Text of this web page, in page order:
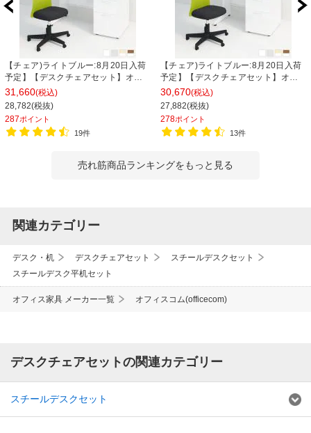
【チェア)ライトブルー:8月20日入荷
予定】【デスクチェアセット】オフ
ィスデスク 事務机 スチールデスク 片
袖机 1200×700 + メッシュチェア チ
ャットチェア セット
31,660(税込)
28,782(税抜)
287ポイント
19件
【チェア)ライトブルー:8月20日入荷
予定】【デスクチェアセット】オフ
ィスデスク 事務机 スチールデスク 片
袖机 1000×700 + メッシュチェア チ
ャットチェア セット
30,670(税込)
27,882(税抜)
278ポイント
13件
売れ筋商品ランキングをもっと見る
関連カテゴリー
デスク・机 デスクチェアセット
スチールデスクセット
スチールデスク平机セット
オフィス家具 メーカー一覧 オフィスコム(officecom)
デスクチェアセットの関連カテゴリー
スチールデスクセット